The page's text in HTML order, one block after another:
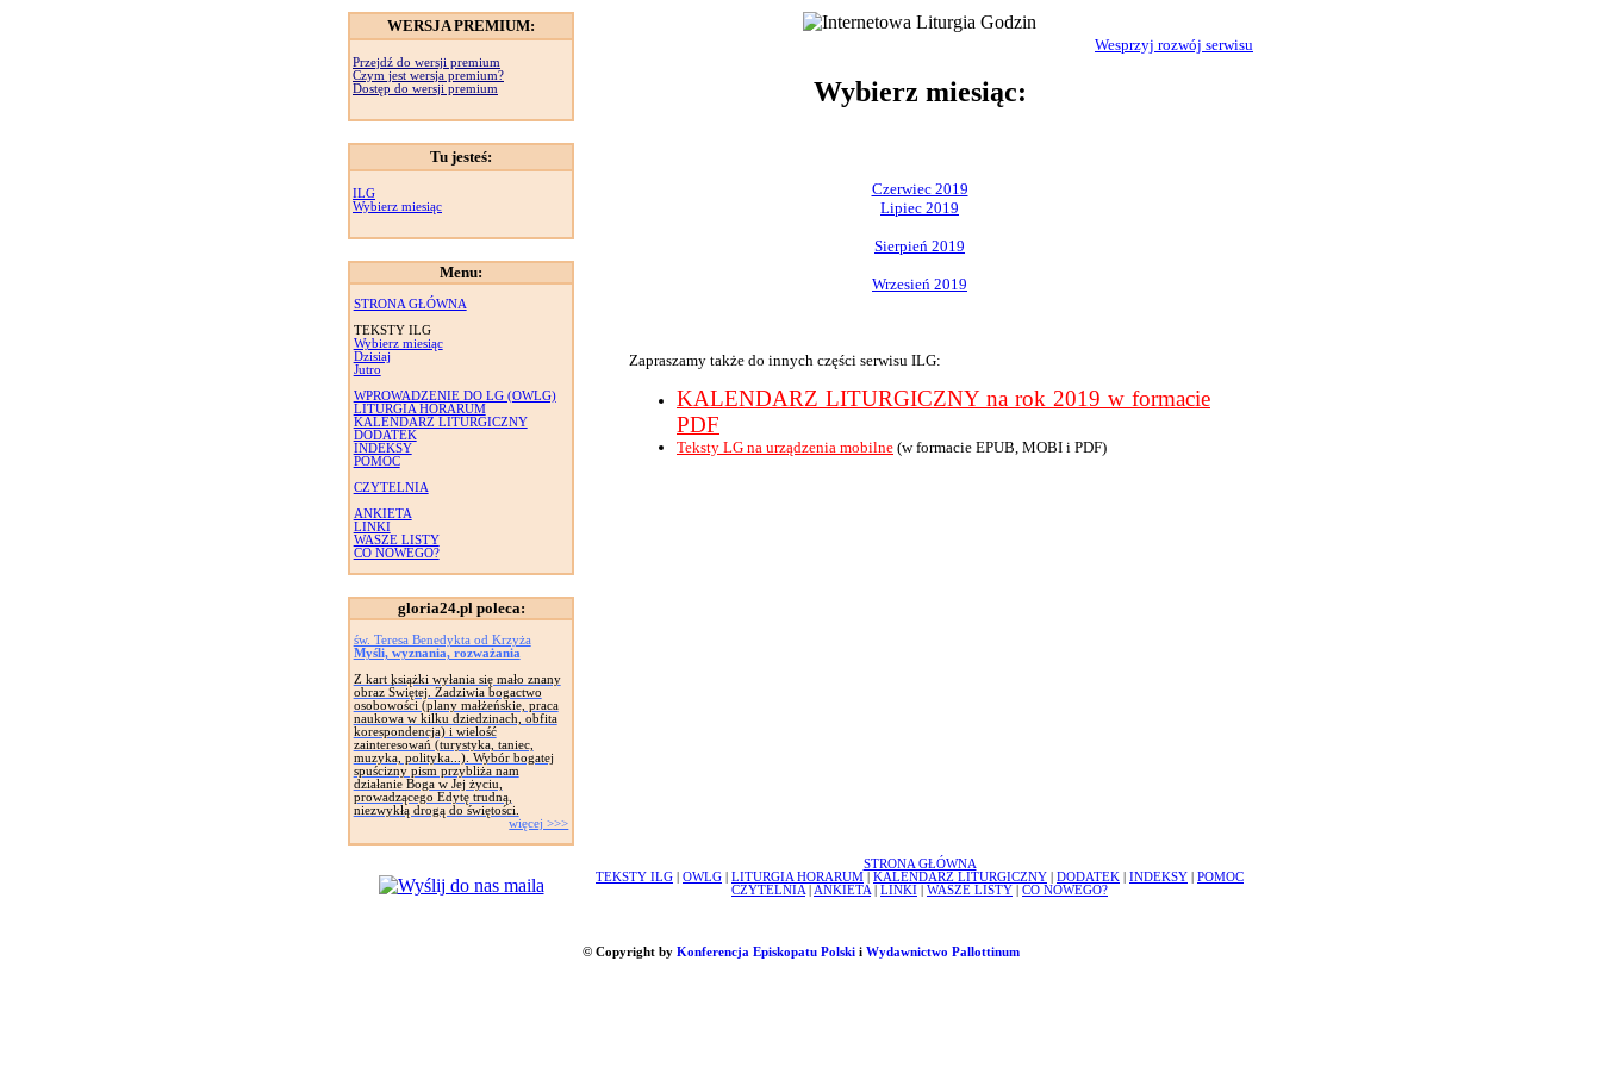
WERSJA PREMIUM:
Przejdź do wersji premium
Czym jest wersja premium?
Dostęp do wersji premium
Tu jesteś:
ILG
Wybierz miesiąc
Menu:
STRONA GŁÓWNA
TEKSTY ILG
Wybierz miesiąc
Dzisiaj
Jutro
WPROWADZENIE DO LG (OWLG)
LITURGIA HORARUM
KALENDARZ LITURGICZNY
DODATEK
INDEKSY
POMOC
CZYTELNIA
ANKIETA
LINKI
WASZE LISTY
CO NOWEGO?
gloria24.pl poleca:
św. Teresa Benedykta od Krzyża
Myśli, wyznania, rozważania
Z kart książki wyłania się mało znany
obraz Świętej. Zadziwia bogactwo
osobowości (plany małżeńskie, praca
naukowa w kilku dziedzinach, obfita
korespondencja) i wielość
zainteresowań (turystyka, taniec,
muzyka, polityka...). Wybór bogatej
spuścizny pism przybliża nam
działanie Boga w Jej życiu,
prowadzącego Edytę trudną,
niezwykłą drogą do świętości.
więcej >>>
Wesprzyj rozwój serwisu
Wybierz miesiąc:
Czerwiec 2019
Lipiec 2019
Sierpień 2019
Wrzesień 2019
Zapraszamy także do innych części serwisu ILG:
KALENDARZ LITURGICZNY na rok 2019 w formacie
PDF
Teksty LG na urządzenia mobilne (w formacie EPUB, MOBI i PDF)
STRONA GŁÓWNA
TEKSTY ILG
OWLG LITURGIA HORARUM KALENDARZ LITURGICZNY DODATEK INDEKSY
POMOC
CZYTELNIA
ANKIETA LINKI WASZE LISTY CO NOWEGO?
© Copyright by Konferencja Episkopatu Polskii Wydawnictwo Pallottinum